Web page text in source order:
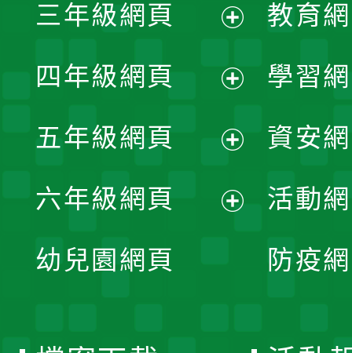
選
單
開
選
單
三年級網頁
開
選
單
四年級網頁
開
選
五年級網頁
開
六年級網頁
幼兒園網頁
教育
學習
資安
活動
防疫